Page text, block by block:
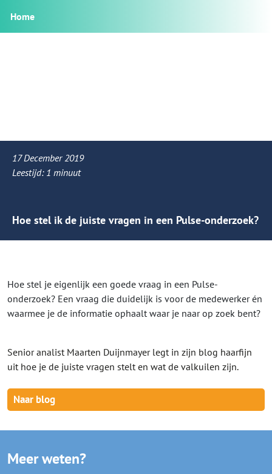
Home
17 December 2019
Leestijd: 1 minuut
Hoe stel ik de juiste vragen in een Pulse-onderzoek?
Hoe stel je eigenlijk een goede vraag in een Pulse-
onderzoek? Een vraag die duidelijk is voor de medewerker én
waarmee je de informatie ophaalt waar je naar op zoek bent?
Senior analist Maarten Duijnmayer legt in zijn blog haarfijn
uit hoe je de juiste vragen stelt en wat de valkuilen zijn.
Naar blog
Meer weten?